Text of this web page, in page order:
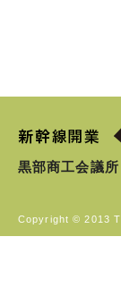
黒部商工会議所
Copyright © 2013